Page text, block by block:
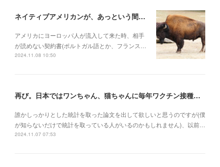
ネイティブアメリカンが、あっという間に滅ぼされていった理由
アメリカにヨーロッパ人が流入して来た時、相手
が読めない契約書(ポルトガル語とか、フランス…
2024.11.08 10:50
再び。日本ではワンちゃん、猫ちゃんに毎年ワクチン接種を行うべき理由
誰かしっかりとした統計を取った論文を出して欲しいと思うのですが(僕
が知らないだけで統計を取っている人がいるのかもしれません)、以前…
2024.11.07 07:53